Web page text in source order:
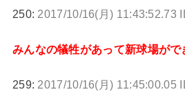
250: 2017/10/16(月) 11:43:52.73
みんなの犠牲があって新球場がで
259: 2017/10/16(月) 11:45:00.05